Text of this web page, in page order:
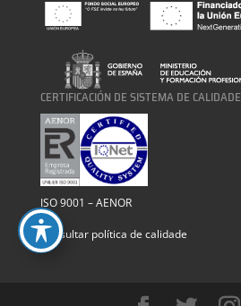
CERTIFICACIÓN DE SISTEMA DE CALIDADE
ISO 9001 – AENOR
Consultar política de calidade